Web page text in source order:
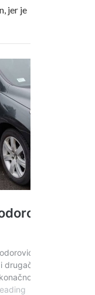
jer je